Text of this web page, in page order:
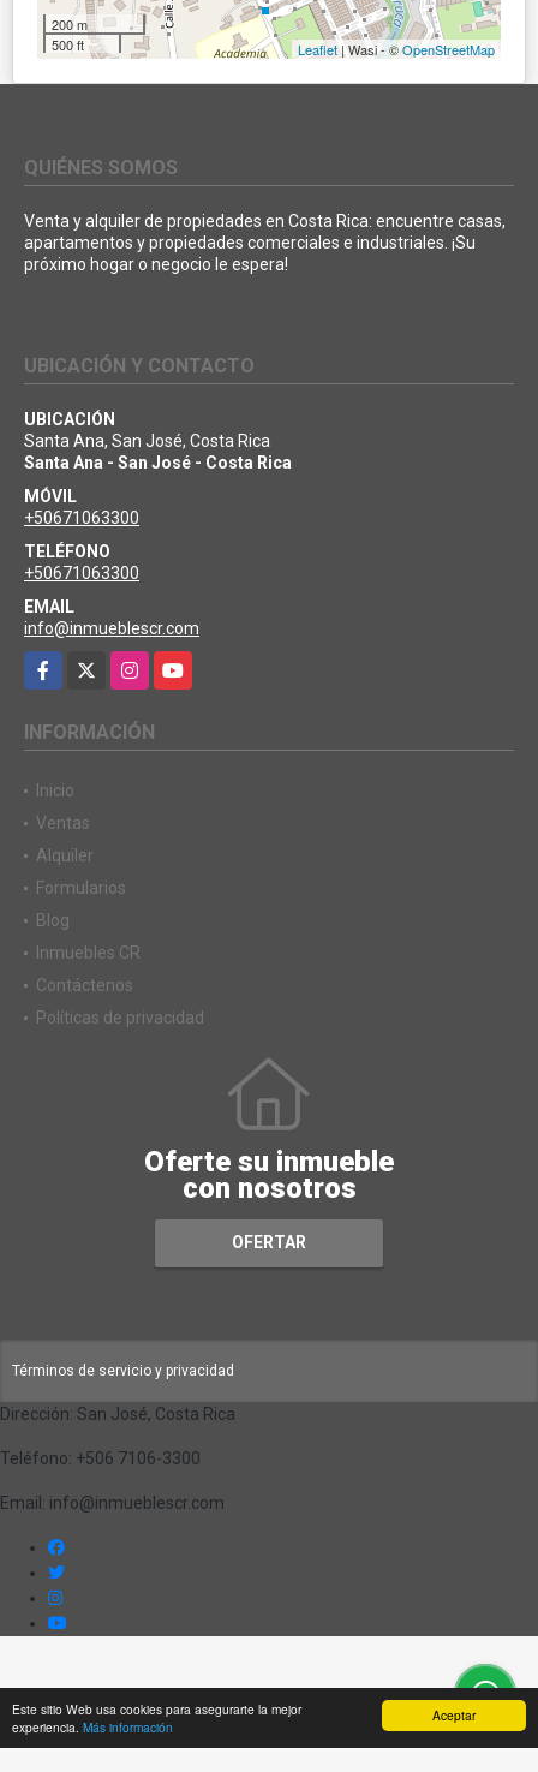
Aceptar
Este sitio Web usa cookies para asegurarte la mejor
experiencia. Más información
200 m
500 ft
Leaflet| Wasi - ©OpenStreetMap
QUIÉNES SOMOS
Venta y alquiler de propiedades en Costa Rica: encuentre casas,
apartamentos y propiedades comerciales e industriales. ¡Su
próximo hogar o negocio le espera!
UBICACIÓN Y CONTACTO
UBICACIÓN
Santa Ana, San José, Costa Rica
Santa Ana - San José - Costa Rica
MÓVIL
+50671063300
TELÉFONO
+50671063300
EMAIL
info@inmueblescr.com
Facebook
InstagramYouTube
INFORMACIÓN
Inicio
Ventas
Alquiler
Formularios
Blog
Inmuebles CR
Contáctenos
Políticas de privacidad
Oferte su inmueble
con nosotros
OFERTAR
Términos de servicio y privacidad
Dirección: San José, Costa Rica
Teléfono: +506 7106-3300
Email: info@inmueblescr.com